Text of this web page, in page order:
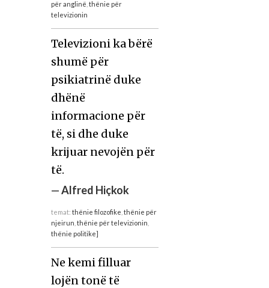
për anglinë thënie për
televizionin
Televizioni ka bërë
shumë për
psikiatrinë duke
dhënë
informacione për
të, si dhe duke
krijuar nevojën për
të.
—Alfred Hiçkok
temat: thënie filozofike thënie për
njeirun thënie për televizionin
thënie politike]
Ne kemi filluar
lojën tonë të